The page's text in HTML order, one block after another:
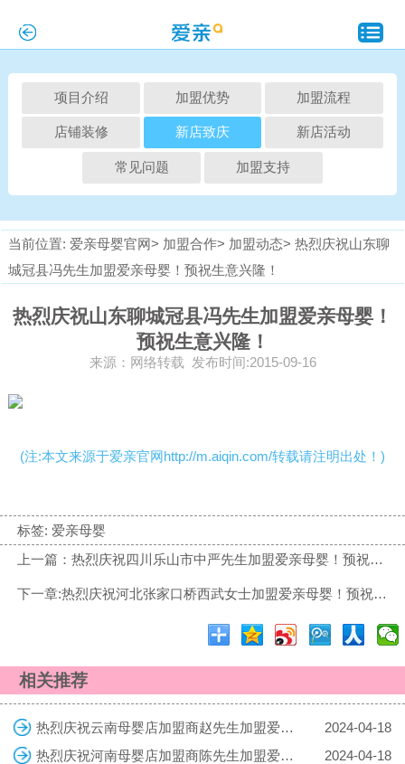
项目介绍 加盟优势 加盟流程
店铺装修 新店致庆 新店活动
常见问题 加盟支持
当前位置: 爱亲母婴官网> 加盟合作> 加盟动态> 热烈庆祝山东聊
城冠县冯先生加盟爱亲母婴！预祝生意兴隆！
热烈庆祝山东聊城冠县冯先生加盟爱亲母婴！
预祝生意兴隆！
来源：网络转载 发布时间:2015-09-16
(注:本文来源于爱亲官网http://m.aiqin.com/转载请注明出处！)
标签: 爱亲母婴
上一篇：热烈庆祝四川乐山市中严先生加盟爱亲母婴！预祝生意兴隆！
下一章:热烈庆祝河北张家口桥西武女士加盟爱亲母婴！预祝生意兴隆！
相关推荐
热烈庆祝云南母婴店加盟商赵先生加盟爱亲母婴！预祝生意兴隆！
2024-04-18
热烈庆祝河南母婴店加盟商陈先生加盟爱亲母婴！预祝生意兴隆！
2024-04-18